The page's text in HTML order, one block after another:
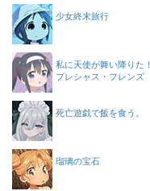
少女終末旅行
私に天使が舞い降りた！
プレシャス・フレンズ
死亡遊戯で飯を食う。
瑠璃の宝石